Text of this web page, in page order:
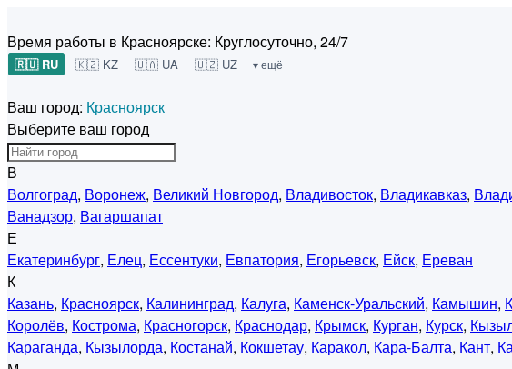
Время работы в Красноярске: Круглосуточно, 24/7
🇷🇺 RU 🇰🇿 KZ 🇺🇦 UA 🇺🇿 UZ ▾ ещё
Ваш город: Красноярск
Выберите ваш город
В
Волгоград, Воронеж, Великий Новгород, Владивосток, Владикавказ,
Ванадзор, Вагаршапат
Е
Екатеринбург, Елец, Ессентуки, Евпатория, Егорьевск, Ейск, Ереван
К
Казань, Красноярск, Калининград, Калуга, Каменск-Уральский, Камышин,
Королёв, Кострома, Красногорск, Краснодар, Крымск, Курган, Курск,
Караганда, Кызылорда, Костанай, Кокшетау, Каракол, Кара-Балта, Кант,